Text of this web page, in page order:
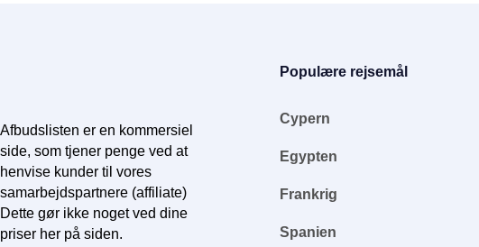
Afbudslisten er en kommersiel
side, som tjener penge ved at
henvise kunder til vores
samarbejdspartnere (affiliate)
Dette gør ikke noget ved dine
priser her på siden.
Populære rejsemål
Cypern
Egypten
Frankrig
Spanien